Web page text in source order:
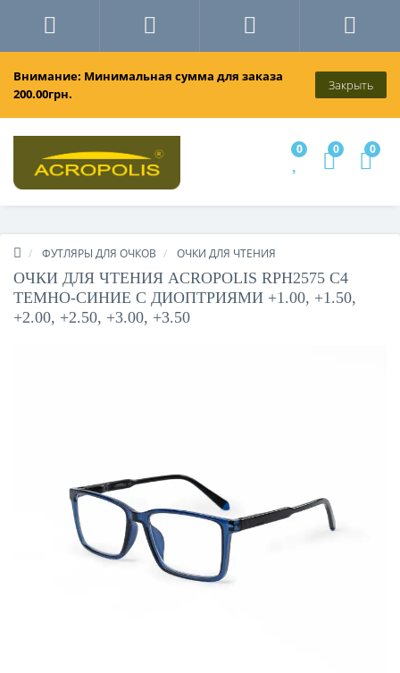
Внимание: Минимальная сумма для заказа
200.00грн.
Закрыть
0 0 0
ФУТЛЯРЫ ДЛЯ ОЧКОВ ОЧКИ ДЛЯ ЧТЕНИЯ
ОЧКИ ДЛЯ ЧТЕНИЯ ACROPOLIS RPH2575 C4
ТЕМНО-СИНИЕ С ДИОПТРИЯМИ +1.00, +1.50,
+2.00, +2.50, +3.00, +3.50